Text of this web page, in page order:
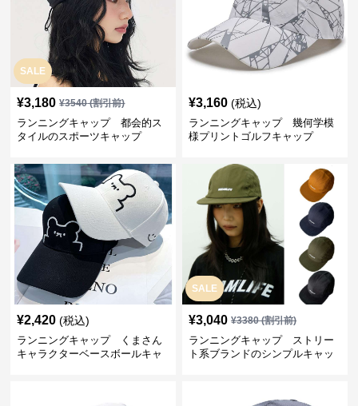
SALE
¥3,180 ¥3540(割引前)
ランニングキャップ 都会的ス
タイルのスポーツキャップ
¥3,160 (税込)
ランニングキャップ 幾何学模
様プリントゴルフキャップ
¥2,420 (税込)
ランニングキャップ くまさん
キャラクターベースボールキャ
SALE
¥3,040 ¥3380(割引前)
ランニングキャップ ストリー
ト系ブランドのシンプルキャッ